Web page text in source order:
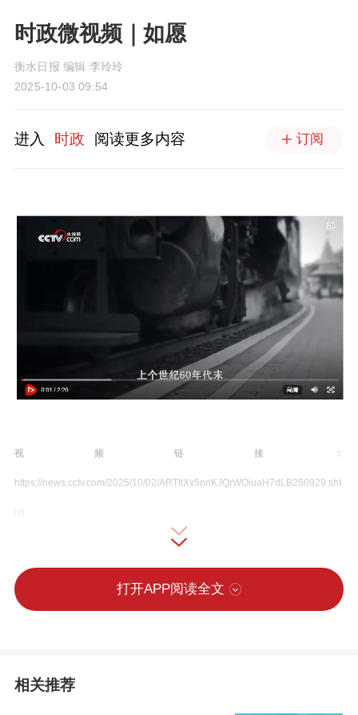
时政微视频｜如愿
衡水日报 编辑 李玲玲
2025-10-03 09:54
进入 时政 阅读更多内容 订阅
视频链接：
https://news.cctv.com/2025/10/02/ARTItXx5nnKJQrWOiuaH7dLB250929.sht
今天的中国，是梦想接连实现的中国。
的孩子一个都不能掉队”，是“燃灯校长”张
打开APP阅读全文
相关推荐